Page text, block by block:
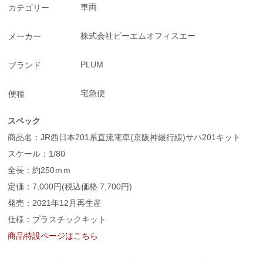
カテゴリー 車両
メーカー 株式会社ピーエムオフィスエー
ブランド PLUM
便種 宅急便
スペック
商品名：JR西日本201系直流電車(京阪神緩行線)サハ201キット
スケール：1/80
全長：約250ｍｍ
定価：7,000円(税込価格 7,700円)
発売：2021年12月再生産
仕様：プラスチックキット
商品特設ページはこちら